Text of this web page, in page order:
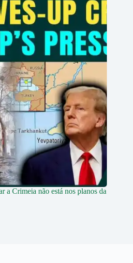
a Crimeia não está nos planos da